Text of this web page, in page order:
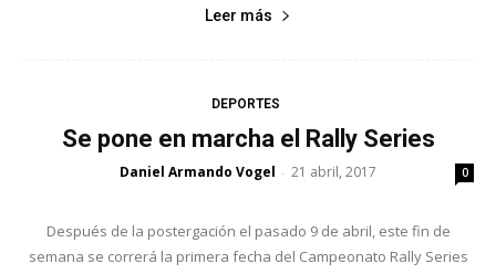
Leer más
DEPORTES
Se pone en marcha el Rally Series
Daniel Armando Vogel - 21 abril, 2017 0
Después de la postergación el pasado 9 de abril, este fin de
semana se correrá la primera fecha del Campeonato Rally Series